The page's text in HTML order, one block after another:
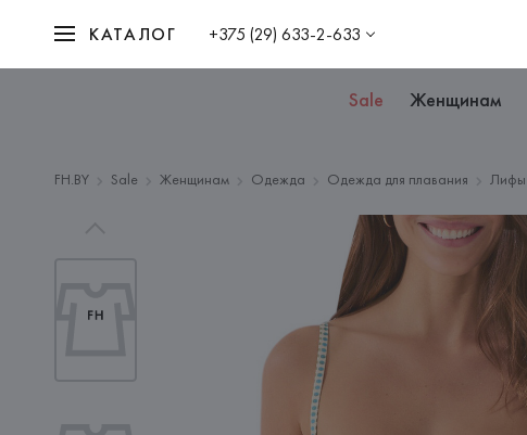
КАТАЛОГ +375 (29) 633-2-633
Sale Женщинам
FH.BY Sale Женщинам Одежда Одежда для плавания Лифы